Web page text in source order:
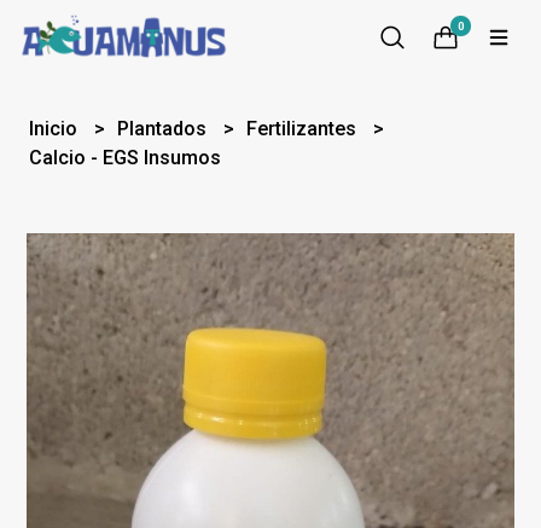
0
Inicio Plantados
Fertilizantes
Calcio - EGS Insumos